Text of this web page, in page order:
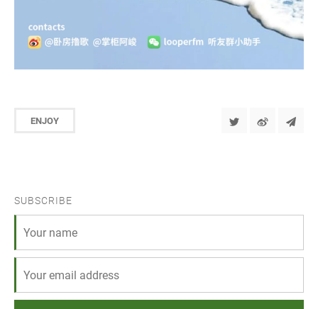
ENJOY
SUBSCRIBE